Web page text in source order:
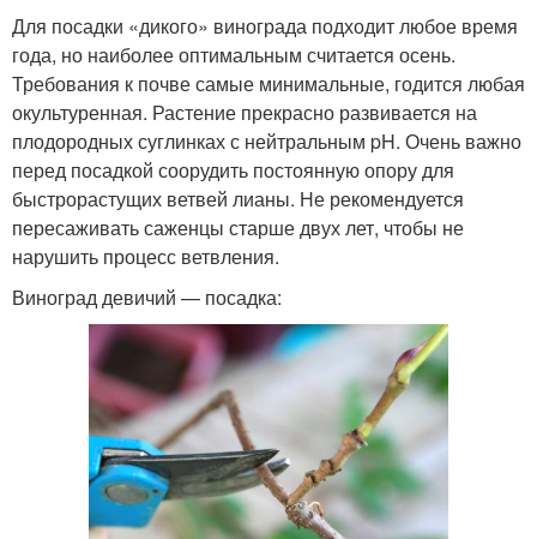
Для посадки «дикого» винограда подходит любое время
года, но наиболее оптимальным считается осень.
Требования к почве самые минимальные, годится любая
окультуренная. Растение прекрасно развивается на
плодородных суглинках с нейтральным pH. Очень важно
перед посадкой соорудить постоянную опору для
быстрорастущих ветвей лианы. Не рекомендуется
пересаживать саженцы старше двух лет, чтобы не
нарушить процесс ветвления.
Виноград девичий — посадка: